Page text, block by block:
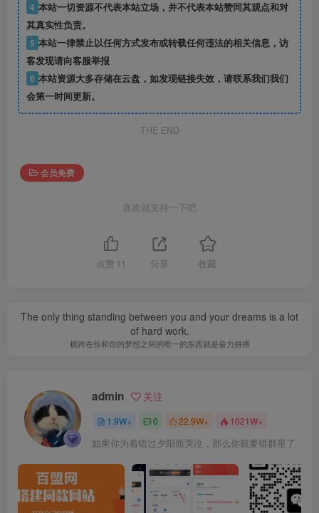
4 本站一切资源不代表本站立场，并不代表本站赞同其观点和对
其真实性负责。
5 本站一律禁止以任何方式发布或转载任何违法的相关信息，访
客发现请向客服举报
6 本站资源大多存储在云盘，如发现链接失效，请联系我们我们
会第一时间更新。
THE END
会员免费
喜欢就支持一下吧
点赞 11 分享 收藏
The only thing standing between you and your dreams is a lot
of hard work.
横跨在你和你的梦想之间的唯一的东西就是奋力拼搏
admin 关注
1.9W+ 0 22.9W+ 1021W+
如果你为着错过夕阳而哭泣，那么你就要错群星了